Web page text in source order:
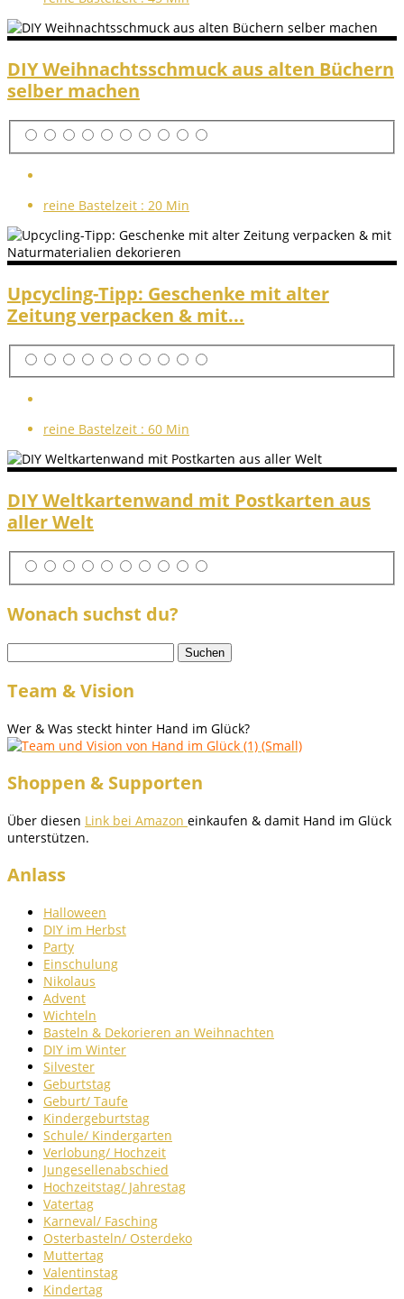
DIY Weihnachtsschmuck aus alten Büchern
selber machen
reine Bastelzeit : 20 Min
Upcycling-Tipp: Geschenke mit alter
Zeitung verpacken & mit...
reine Bastelzeit : 60 Min
DIY Weltkartenwand mit Postkarten aus
aller Welt
Wonach suchst du?
nach:
Team & Vision
Wer & Was steckt hinter Hand im Glück?
Shoppen & Supporten
Über diesen Link bei Amazon einkaufen & damit Hand im Glück
unterstützen.
Anlass
Halloween
DIY im Herbst
Party
Einschulung
Nikolaus
Advent
Wichteln
Basteln & Dekorieren an Weihnachten
DIY im Winter
Silvester
Geburtstag
Geburt/ Taufe
Kindergeburtstag
Schule/ Kindergarten
Verlobung/ Hochzeit
Jungesellenabschied
Hochzeitstag/ Jahrestag
Vatertag
Karneval/ Fasching
Osterbasteln/ Osterdeko
Muttertag
Valentinstag
Kindertag